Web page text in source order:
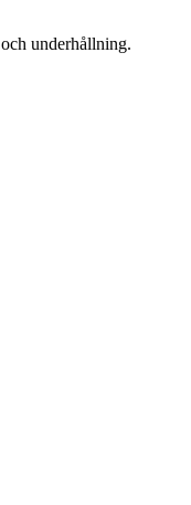
underhållning.